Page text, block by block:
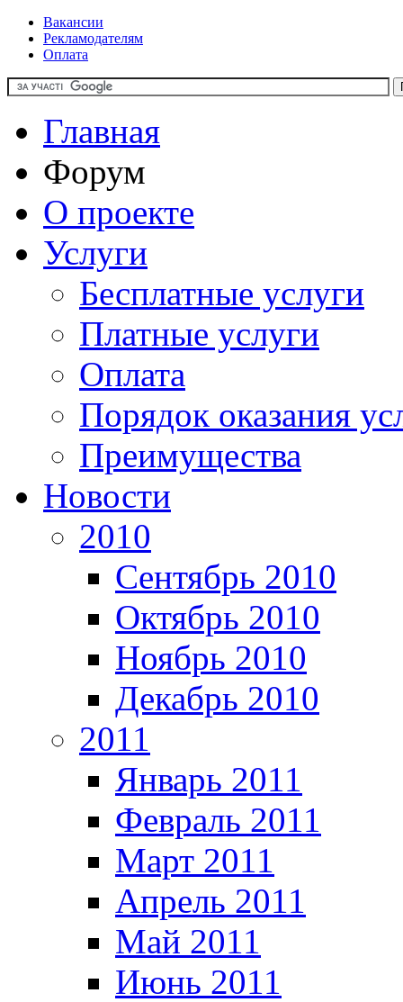
Вакансии
Рекламодателям
Оплата
Главная
Форум
О проекте
Услуги
Бесплатные услуги
Платные услуги
Оплата
Порядок оказания
Преимущества
Новости
2010
Сентябрь 2010
Октябрь 2010
Ноябрь 2010
Декабрь 2010
2011
Январь 2011
Февраль 2011
Март 2011
Апрель 2011
Май 2011
Июнь 2011